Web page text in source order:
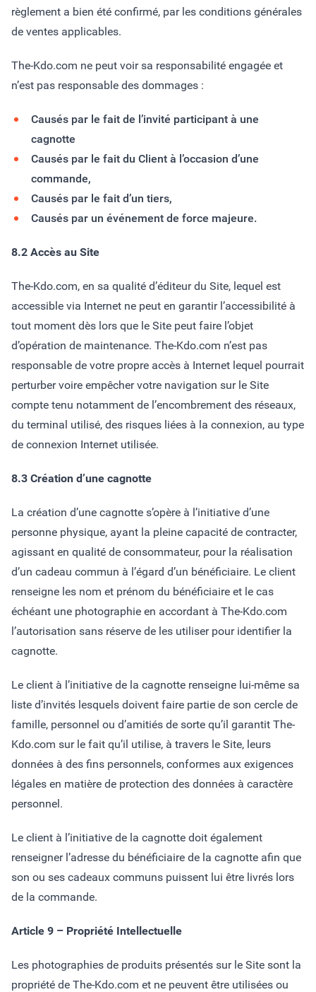
règlement a bien été confirmé, par les conditions générales
de ventes applicables.
The-Kdo.com ne peut voir sa responsabilité engagée et
n’est pas responsable des dommages :
Causés par le fait de l’invité participant à une
cagnotte
Causés par le fait du Client à l’occasion d’une
commande,
Causés par le fait d’un tiers,
Causés par un événement de force majeure.
8.2 Accès au Site
The-Kdo.com, en sa qualité d’éditeur du Site, lequel est
accessible via Internet ne peut en garantir l’accessibilité à
tout moment dès lors que le Site peut faire l’objet
d’opération de maintenance. The-Kdo.com n’est pas
responsable de votre propre accès à Internet lequel pourrait
perturber voire empêcher votre navigation sur le Site
compte tenu notamment de l’encombrement des réseaux,
du terminal utilisé, des risques liées à la connexion, au type
de connexion Internet utilisée.
8.3 Création d’une cagnotte
La création d’une cagnotte s’opère à l’initiative d’une
personne physique, ayant la pleine capacité de contracter,
agissant en qualité de consommateur, pour la réalisation
d’un cadeau commun à l’égard d’un bénéficiaire. Le client
renseigne les nom et prénom du bénéficiaire et le cas
échéant une photographie en accordant à The-Kdo.com
l’autorisation sans réserve de les utiliser pour identifier la
cagnotte.
Le client à l’initiative de la cagnotte renseigne lui-même sa
liste d’invités lesquels doivent faire partie de son cercle de
famille, personnel ou d’amitiés de sorte qu’il garantit The-
Kdo.com sur le fait qu’il utilise, à travers le Site, leurs
données à des fins personnels, conformes aux exigences
légales en matière de protection des données à caractère
personnel.
Le client à l’initiative de la cagnotte doit également
renseigner l’adresse du bénéficiaire de la cagnotte afin que
son ou ses cadeaux communs puissent lui être livrés lors
de la commande.
Article 9 – Propriété Intellectuelle
Les photographies de produits présentés sur le Site sont la
propriété de The-Kdo.com et ne peuvent être utilisées ou